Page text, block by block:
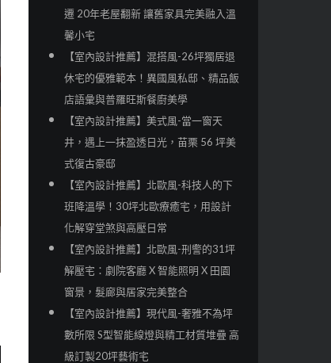
遷 20年老屋翻新 讓舊家具完美融入溫
馨小宅
【室內設計推薦】混搭風-26坪獨居退
休宅的優雅範本！異國風私邸、精品飯
店語彙與普羅旺斯餐廚美學
【室內設計推薦】美式風-當一窗天
井，遇上一抹盈透日光，苗栗 56 坪美
式復古豪邸
【室內設計推薦】北歐風-科技人的下
班降溫學！30坪北歐療癒宅，用設計
化解穿堂煞與高壓日常
【室內設計推薦】北歐風-刑警的31坪
解壓宅：劇院客廳 X 智能照明 X 田園
窗景，髮廊與居家完美整合
【室內設計推薦】現代風-奢雅不為坪
數所限 S型智能線燈與精工材質堆疊 高
級訂製20坪藝術宅